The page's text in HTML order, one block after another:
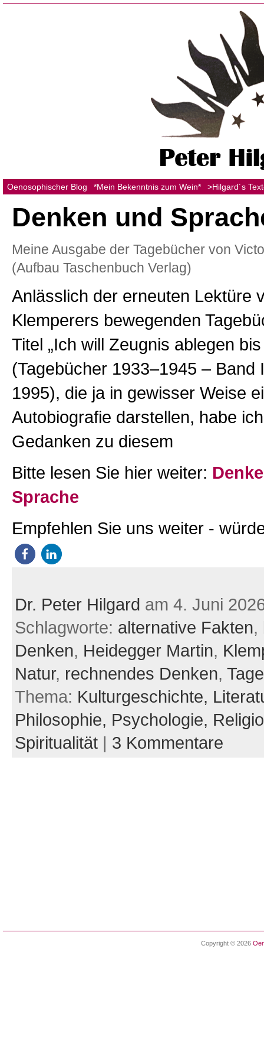
Oenosophischer Blog *Mein Bekenntnis zum Wein* >Hilgard´s
Denken und
Meine Ausgabe der Tagebücher von
(Aufbau Taschenbuch Verlag)
Anlässlich der erneuten Lektüre
Klemperers bewegenden
Titel „Ich will Zeugnis ablegen
(Tagebücher 1933–1945 – Band
1995), die ja in gewisser Weise
Autobiografie darstellen, habe
Gedanken zu diesem
Bitte lesen Sie hier weiter:
Sprache
Empfehlen Sie uns weiter -
Dr. Peter Hilgard am 4. Juni
Schlagworte: alternative Fakten,
Denken, Heidegger Martin,
Natur, rechnendes Denken,
Thema: Kulturgeschichte,
Philosophie, Psychologie,
Spiritualität| 3 Kommentare
Copyright © 2026